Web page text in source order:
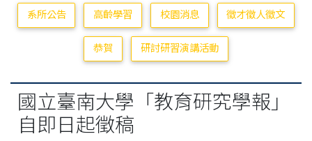
系所公告 高齡學習 校園消息 徵才徵人徵文
恭賀 研討研習演講活動
國立臺南大學「教育研究學報」
自即日起徵稿